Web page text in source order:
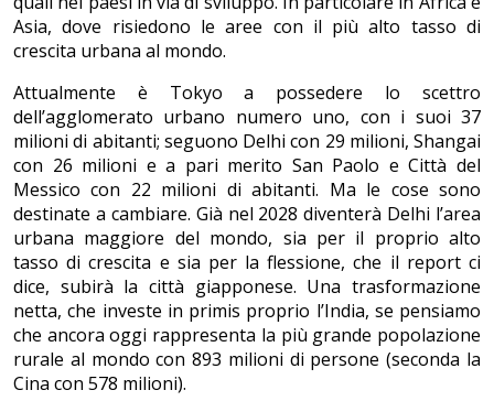
Asia, dove risiedono le aree con il più alto tasso di
crescita urbana al mondo.
Attualmente è Tokyo a possedere lo scettro
dell’agglomerato urbano numero uno, con i suoi 37
milioni di abitanti; seguono Delhi con 29 milioni, Shangai
con 26 milioni e a pari merito San Paolo e Città del
Messico con 22 milioni di abitanti. Ma le cose sono
destinate a cambiare. Già nel 2028 diventerà Delhi l’area
urbana maggiore del mondo, sia per il proprio alto
tasso di crescita e sia per la flessione, che il report ci
dice, subirà la città giapponese. Una trasformazione
netta, che investe in primis proprio l’India, se pensiamo
che ancora oggi rappresenta la più grande popolazione
rurale al mondo con 893 milioni di persone (seconda la
Cina con 578 milioni).